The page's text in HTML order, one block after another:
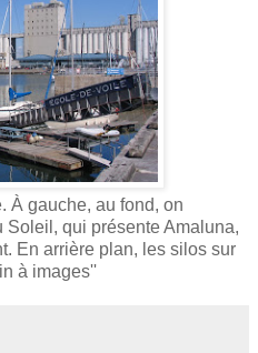
À gauche, au fond, on
qui présente Amaluna,
En arrière plan, les silos sur
à images''